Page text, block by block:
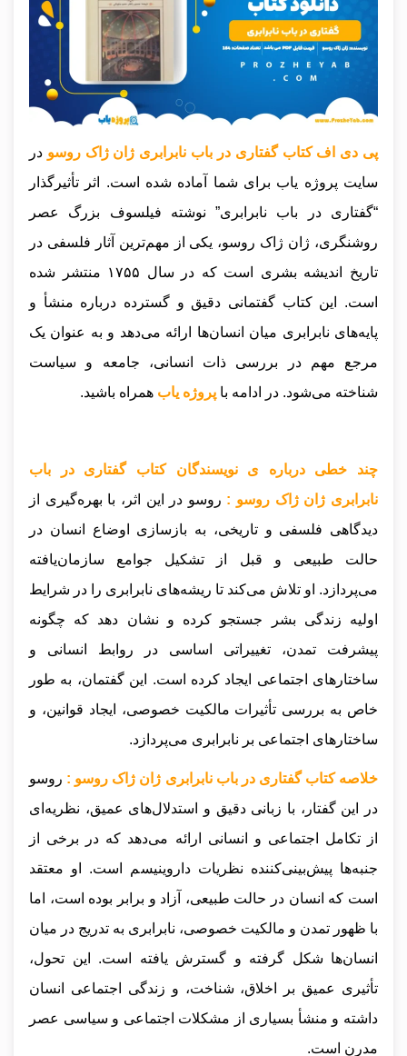
پی دی اف کتاب گفتاری در باب نابرابری ژان ژاک روسو در
سایت پروژه یاب برای شما آماده شده است. اثر تأثیرگذار
“گفتاری در باب نابرابری” نوشته فیلسوف بزرگ عصر
روشنگری، ژان ژاک روسو، یکی از مهم‌ترین آثار فلسفی در
تاریخ اندیشه بشری است که در سال ۱۷۵۵ منتشر شده
است. این کتاب گفتمانی دقیق و گسترده درباره منشأ و
پایه‌های نابرابری میان انسان‌ها ارائه می‌دهد و به عنوان یک
مرجع مهم در بررسی ذات انسانی، جامعه و سیاست
شناخته می‌شود. در ادامه با پروژه یاب همراه باشید.
چند خطی درباره ی نویسندگان کتاب گفتاری در باب
نابرابری ژان ژاک روسو : روسو در این اثر، با بهره‌گیری از
دیدگاهی فلسفی و تاریخی، به بازسازی اوضاع انسان در
حالت طبیعی و قبل از تشکیل جوامع سازمان‌یافته
می‌پردازد. او تلاش می‌کند تا ریشه‌های نابرابری را در شرایط
اولیه زندگی بشر جستجو کرده و نشان دهد که چگونه
پیشرفت تمدن، تغییراتی اساسی در روابط انسانی و
ساختارهای اجتماعی ایجاد کرده است. این گفتمان، به طور
خاص به بررسی تأثیرات مالکیت خصوصی، ایجاد قوانین، و
ساختارهای اجتماعی بر نابرابری می‌پردازد.
خلاصه کتاب گفتاری در باب نابرابری ژان ژاک روسو : روسو
در این گفتار، با زبانی دقیق و استدلال‌های عمیق، نظریه‌ای
از تکامل اجتماعی و انسانی ارائه می‌دهد که در برخی از
جنبه‌ها پیش‌بینی‌کننده نظریات داروینیسم است. او معتقد
است که انسان در حالت طبیعی، آزاد و برابر بوده است، اما
با ظهور تمدن و مالکیت خصوصی، نابرابری به تدریج در میان
انسان‌ها شکل گرفته و گسترش یافته است. این تحول،
تأثیری عمیق بر اخلاق، شناخت، و زندگی اجتماعی انسان
داشته و منشأ بسیاری از مشکلات اجتماعی و سیاسی عصر
مدرن است.